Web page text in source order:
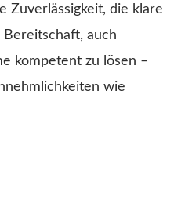
Zuverlässigkeit, die klare
auch
kompetent zu lösen –
wie